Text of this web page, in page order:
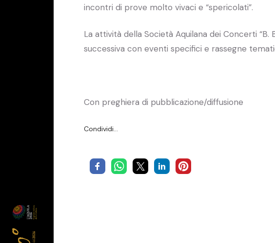
incontri di prove molto vivaci e “spericolati”.
La attività della Società Aquilana dei Concerti
successiva con eventi specifici e rassegne
Con preghiera di pubblicazione/diffusione
Condividi…